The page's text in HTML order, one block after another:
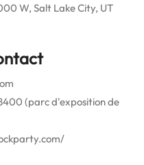
W, Salt Lake City, UT
(parc d'exposition de